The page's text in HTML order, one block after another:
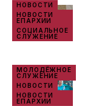
НОВОСТИ
НОВОСТИ
ЕПАРХИИ
СОЦИАЛЬНОЕ
СЛУЖЕНИЕ
МОЛОДЁЖНОЕ
СЛУЖЕНИЕ
НОВОСТИ
НОВОСТИ
ЕПАРХИИ